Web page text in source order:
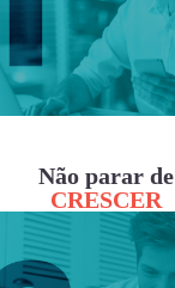
Não parar de
CRESCER